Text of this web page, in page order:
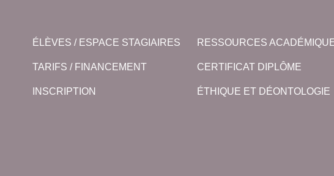
ÉLÈVES / ESPACE STAGIAIRES
TARIFS / FINANCEMENT
INSCRIPTION
RESSOURCES
CERTIFICAT DIPLÔME
ÉTHIQUE ET DÉONTOLOGIE